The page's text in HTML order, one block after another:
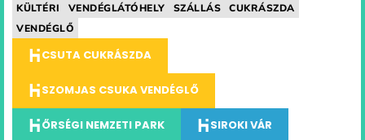
KÜLTÉRI VENDÉGLÁTÓHELY SZÁLLÁS
CUKRÁSZDA
VENDÉGLŐ
CSUTA CUKRÁSZDA
SZOMJAS CSUKA VENDÉGLŐ
ŐRSÉGI NEMZETI PARK SIROKI VÁR